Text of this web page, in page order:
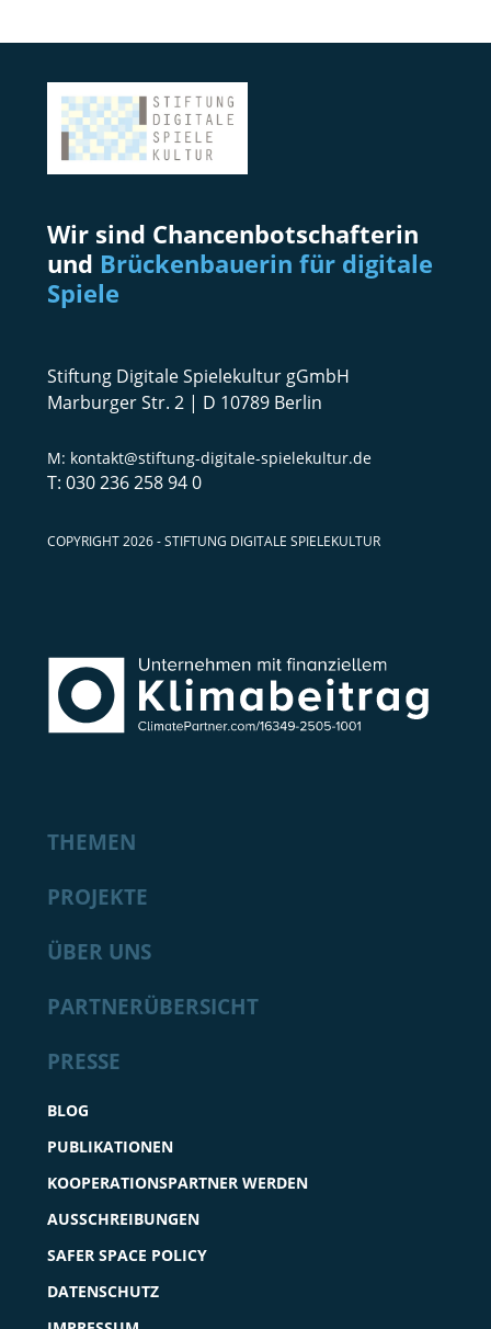
Wir sind Chancenbotschafterin
und Brückenbauerin für digitale
Spiele
Stiftung Digitale Spielekultur gGmbH
Marburger Str. 2 | D 10789 Berlin
kontakt@stiftung-digitale-spielekultur.de
030 236 258 94 0
COPYRIGHT 2026 - STIFTUNG DIGITALE SPIELEKULTUR
THEMEN
PROJEKTE
ÜBER UNS
PARTNERÜBERSICHT
PRESSE
BLOG
PUBLIKATIONEN
KOOPERATIONSPARTNER WERDEN
AUSSCHREIBUNGEN
SAFER SPACE POLICY
DATENSCHUTZ